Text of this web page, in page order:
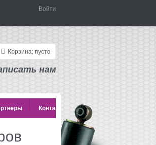
Войти
Корзина: пусто
нам
Контакты